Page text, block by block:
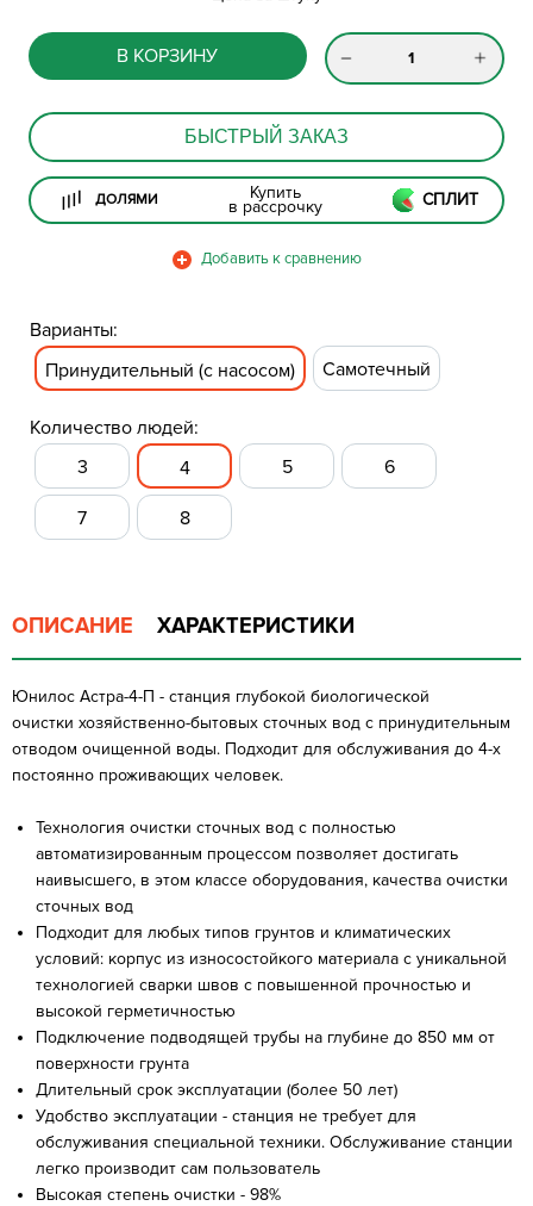
В КОРЗИНУ
БЫСТРЫЙ ЗАКАЗ
ДОЛЯМИ Купить
в рассрочку СПЛИТ
Варианты:
Принудительный (с насосом)
Самотечный
Количество людей:
3
4 5 6
7 8
ОПИСАНИЕ ХАРАКТЕРИСТИКИ
Юнилос Астра-4-П - станция глубокой биологической
очистки хозяйственно-бытовых сточных вод с принудительным
отводом очищенной воды. Подходит для обслуживания до 4-х
постоянно проживающих человек.
Технология очистки сточных вод с полностью
автоматизированным процессом позволяет достигать
наивысшего, в этом классе оборудования, качества очистки
сточных вод
Подходит для любых типов грунтов и климатических
условий: корпус из износостойкого материала с уникальной
технологией сварки швов с повышенной прочностью и
высокой герметичностью
Подключение подводящей трубы на глубине до 850 мм от
поверхности грунта
Длительный срок эксплуатации (более 50 лет)
Удобство эксплуатации - станция не требует для
обслуживания специальной техники. Обслуживание станции
легко производит сам пользователь
Высокая степень очистки - 98%